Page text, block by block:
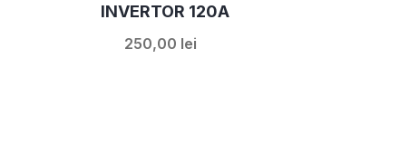
INVERTOR 120A
250,00 lei